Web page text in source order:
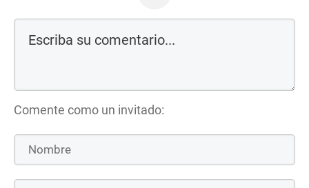
Comente como un invitado: